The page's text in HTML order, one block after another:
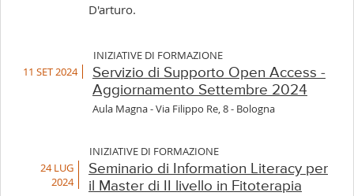
D'arturo.
INIZIATIVE DI FORMAZIONE
11 SET 2024
Servizio di Supporto Open Access -
Aggiornamento Settembre 2024
Aula Magna - Via Filippo Re, 8 - Bologna
INIZIATIVE DI FORMAZIONE
24 LUG
2024
Seminario di Information Literacy per
il Master di II livello in Fitoterapia